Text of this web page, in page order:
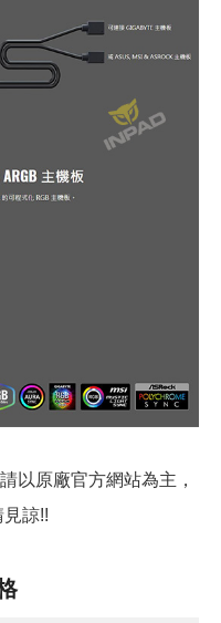
以原廠官方網站為主，
諒!!